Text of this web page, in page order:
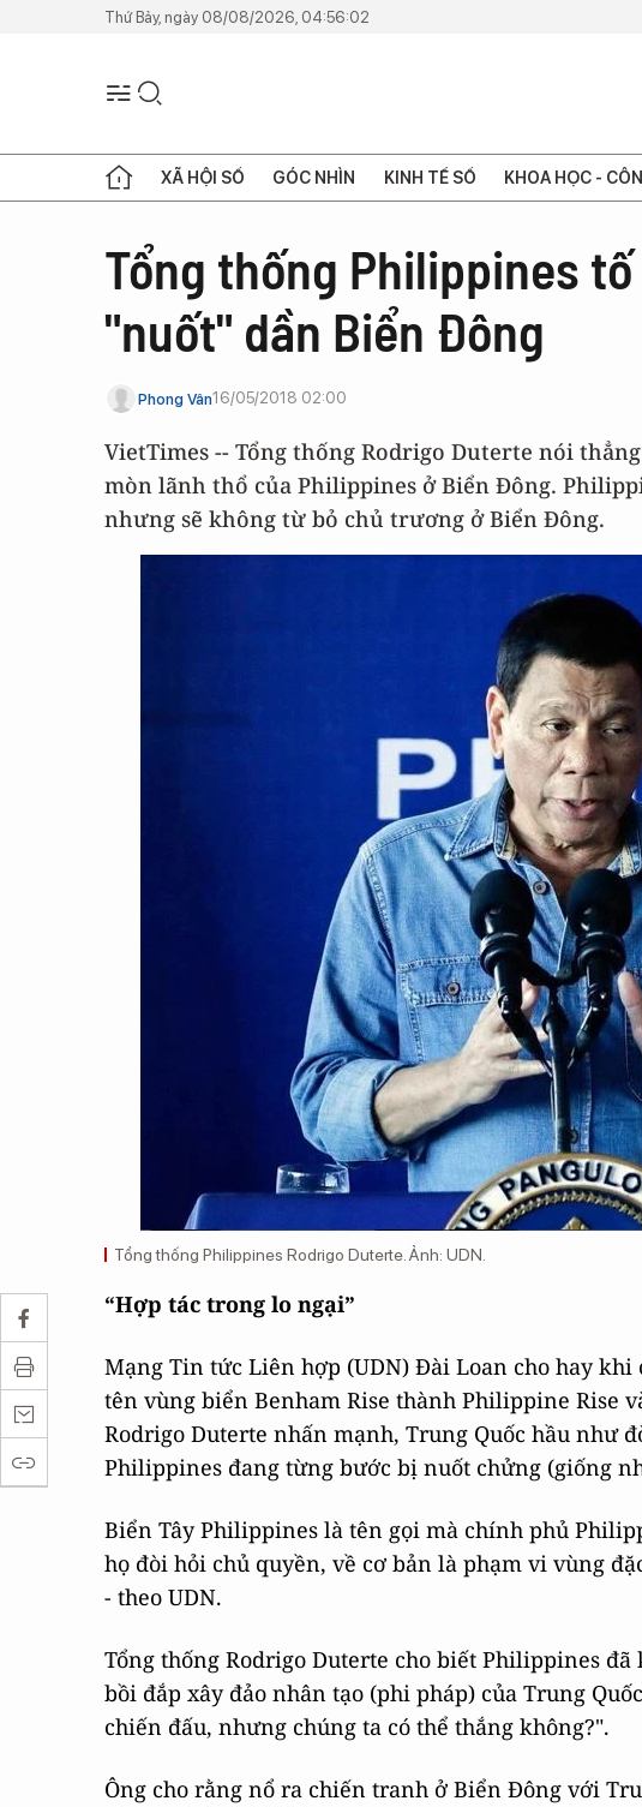
Thứ Bảy, ngày 08/08/2026, 04:56:02
XÃ HỘI SỐ GÓC NHÌN KINH TẾ SỐ KHOA HỌC -
Tổng thống Philippines
"nuốt" dần Biển Đông
Phong Vân16/05/2018 02:00
VietTimes -- Tổng thống Rodrigo Duterte nói
mòn lãnh thổ của Philippines ở Biển Đông.
nhưng sẽ không từ bỏ chủ trương ở Biển Đông.
Tổng thống Philippines Rodrigo Duterte. Ảnh: UDN.
“Hợp tác trong lo ngại”
Mạng Tin tức Liên hợp (UDN) Đài Loan cho hay
tên vùng biển Benham Rise thành Philippine Rise
Rodrigo Duterte nhấn mạnh, Trung Quốc hầu như
Philippines đang từng bước bị nuốt chửng (giống
Biển Tây Philippines là tên gọi mà chính phủ
họ đòi hỏi chủ quyền, về cơ bản là phạm vi vùng
- theo UDN.
Tổng thống Rodrigo Duterte cho biết Philippines
bồi đắp xây đảo nhân tạo (phi pháp) của Trung
chiến đấu, nhưng chúng ta có thể thắng không?".
Ông cho rằng nổ ra chiến tranh ở Biển Đông với